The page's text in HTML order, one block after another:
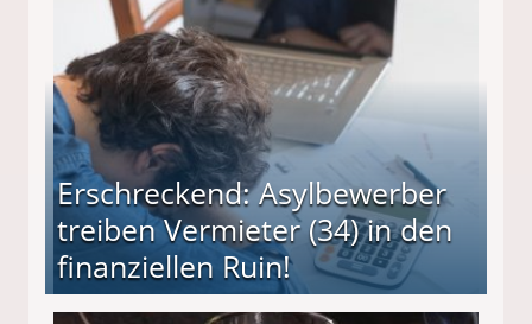
Erschreckend: Asylbewerber
treiben Vermieter (34) in den
finanziellen Ruin!